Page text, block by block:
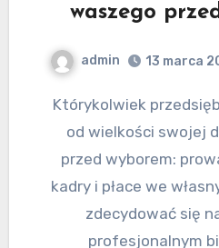
waszego
admin 13 marca
Którykolwiek przedsiębiorca, bez względu
od wielkości swojej
przed wyborem:
kadry i płace we
zdecydować się
profesjonalnym